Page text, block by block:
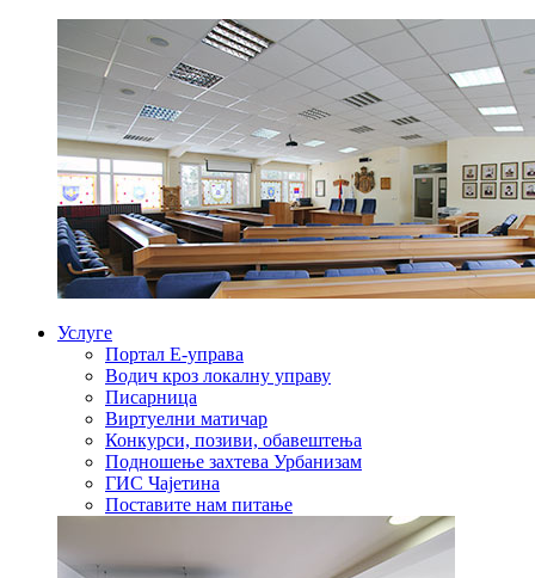
Услуге
Портал Е-управа
Водич кроз локалну управу
Писарница
Виртуелни матичар
Конкурси, позиви, обавештења
Подношење захтева Урбанизам
ГИС Чајетина
Поставите нам питање